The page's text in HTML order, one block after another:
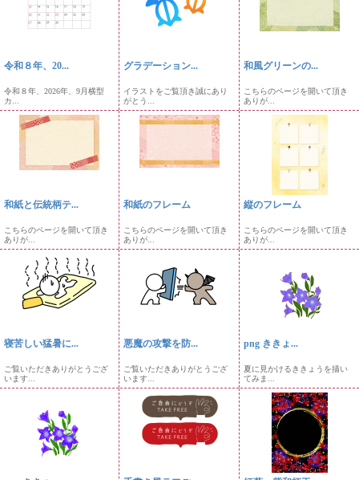
令和８年、20...
令和８年、2026年、9月横型
カ...
グラデーション...
イラストをご覧頂き誠にあり
がとう...
和風グリーンの...
こちらのページを開いて頂き
ありが...
和紙と伝統柄テ...
こちらのページを開いて頂き
ありが...
和紙のフレーム
こちらのページを開いて頂き
ありが...
縦のフレーム
こちらのページを開いて頂き
ありが...
寝苦しい猛暑に...
ご覧いただきありがとうござ
います...
悪魔の攻撃を防...
ご覧いただきありがとうござ
います...
png ききょ...
夏に見かけるききょうを描い
てみま...